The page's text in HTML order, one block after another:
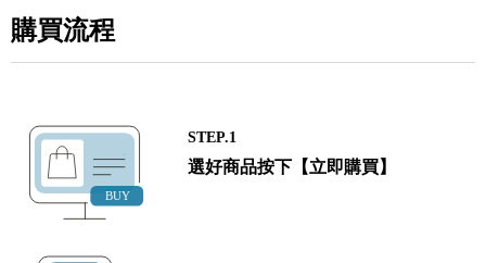
購買流程
STEP.1
選好商品按下【立即購買】